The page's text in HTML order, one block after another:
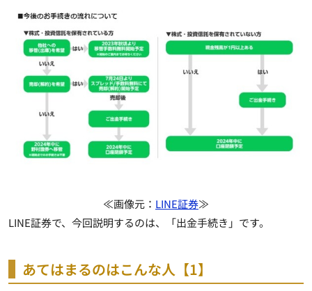
≪画像元： LINE証券≫
LINE証券で、今回説明するのは、「出金手続き」です。
あてはまるのはこんな人【1】